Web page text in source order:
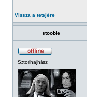
Vissza a tetejére
stoobie
Sztorihajhász